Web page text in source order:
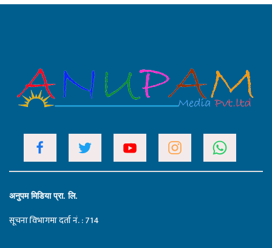
अनुपम मिडिया प्रा. लि.
सूचना विभागमा दर्ता नं. : 714